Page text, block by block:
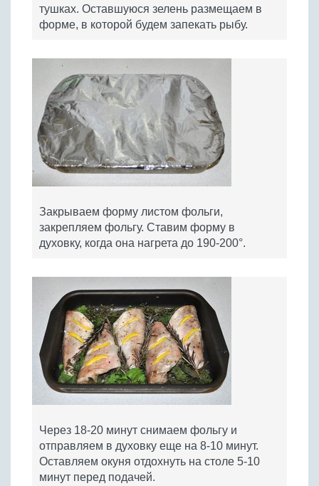
тушках. Оставшуюся зелень размещаем в
форме, в которой будем запекать рыбу.
Закрываем форму листом фольги,
закрепляем фольгу. Ставим форму в
духовку, когда она нагрета до 190-200°.
Через 18-20 минут снимаем фольгу и
отправляем в духовку еще на 8-10 минут.
Оставляем окуня отдохнуть на столе 5-10
минут перед подачей.